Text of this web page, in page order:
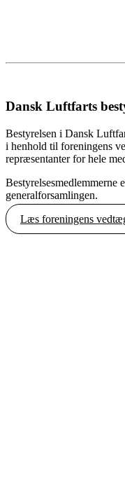
Dansk Luftfarts
Bestyrelsen i Dansk
i henhold til foreningens
repræsentanter for hele
Bestyrelsesmedlemmerne
generalforsamlingen.
Læs foreningens